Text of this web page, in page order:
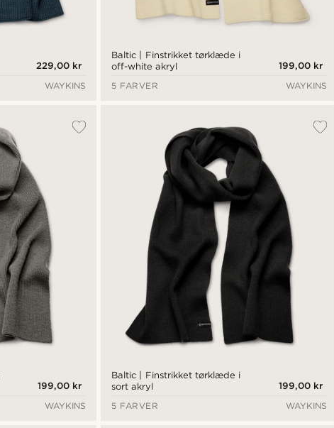
229,00 kr
WAYKINS
Baltic | Finstrikket tørklæde i
off-white akryl
199,00 kr
5 FARVER
WAYKINS
199,00 kr
WAYKINS
Baltic | Finstrikket tørklæde i
sort akryl
199,00 kr
5 FARVER
WAYKINS